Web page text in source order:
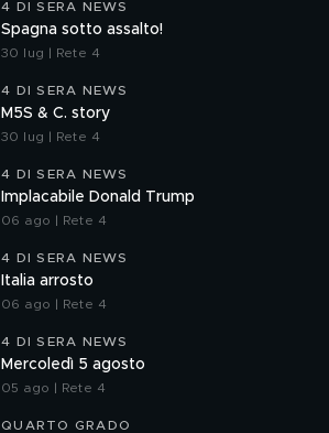
4 DI SERA NEWS
Spagna sotto assalto!
30 lug | Rete 4
4 DI SERA NEWS
M5S & C. story
30 lug | Rete 4
4 DI SERA NEWS
Implacabile Donald Trump
06 ago | Rete 4
4 DI SERA NEWS
Italia arrosto
06 ago | Rete 4
4 DI SERA NEWS
Mercoledì 5 agosto
05 ago | Rete 4
QUARTO GRADO